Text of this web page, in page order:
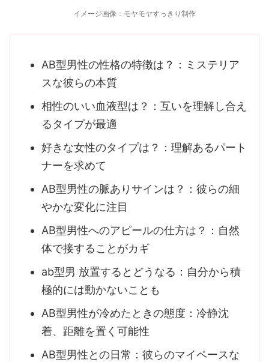
イメージ画像：モヤモヤすっきり制作
AB型男性の性格の特徴は？：ミステリア
スな彼らの本質
相性のいい血液型は？：互いを理解し合え
るタイプが最適
好きな女性のタイプは？：理解あるパート
ナーを求めて
AB型男性の脈ありサインは？：彼らの細
やかな変化に注目
AB型男性へのアピールの仕方は？：自然
体で接することがカギ
ab型男 放置するとどうなる：自分から積
極的には動かないことも
AB型男性が冷めたときの態度：冷静沈
着、距離を置く可能性
AB型男性との日常：彼らのマイペースな